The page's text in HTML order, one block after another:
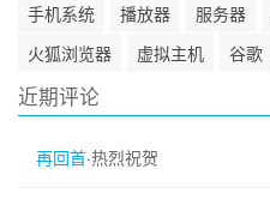
手机系统
播放器 服务器
火狐浏览器
虚拟主机 谷歌
近期评论
再回首·热烈祝贺